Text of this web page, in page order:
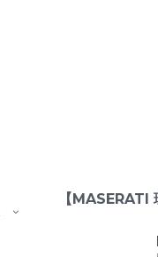
【MASERATI